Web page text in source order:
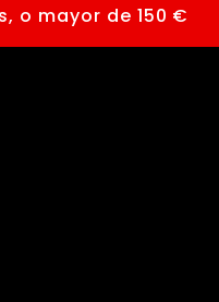
de 150 €